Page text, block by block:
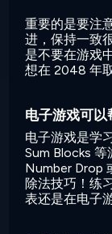
重要的是要注
进，保持一致
是不要在游戏
想在 2048 年
电子游戏可以
电子游戏是学
Sum Blocks
Number Drop
除法技巧！练
表还是在电子